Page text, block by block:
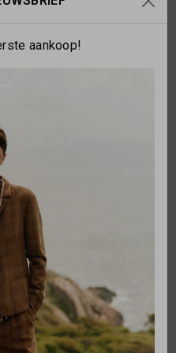
Necessaries by Marlou
aankoop!